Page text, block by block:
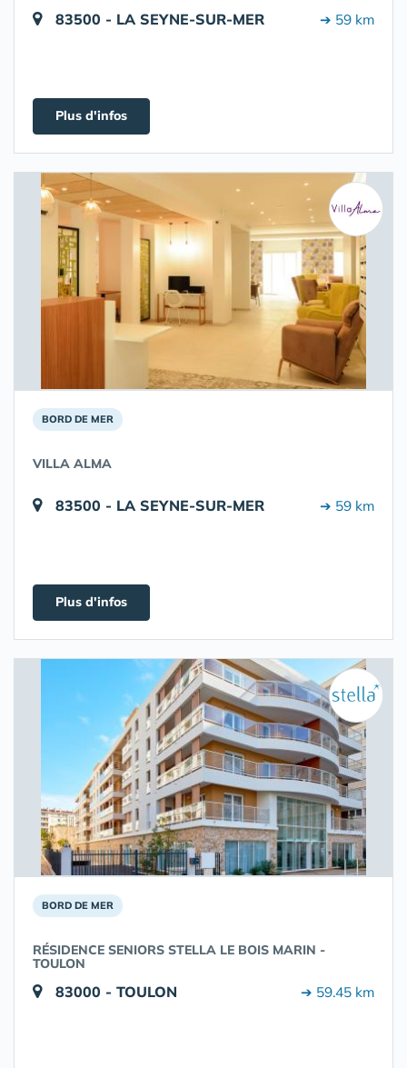
83500 - LA SEYNE-SUR-MER ➔ 59 km
Plus d'infos
BORD DE MER
VILLA ALMA
83500 - LA SEYNE-SUR-MER ➔ 59 km
Plus d'infos
BORD DE MER
RÉSIDENCE SENIORS STELLA LE BOIS MARIN -
TOULON
83000 - TOULON ➔ 59.45 km